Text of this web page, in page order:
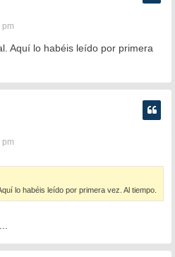
pm
Aquí lo habéis leído por primera
pm
lo habéis leído por primera vez. Al tiempo.